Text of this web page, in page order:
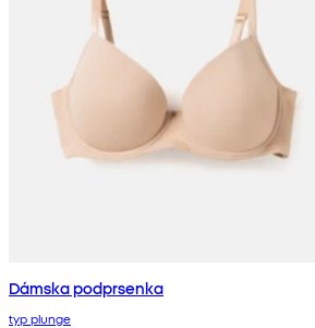
Dámska podprsenka
typ plunge